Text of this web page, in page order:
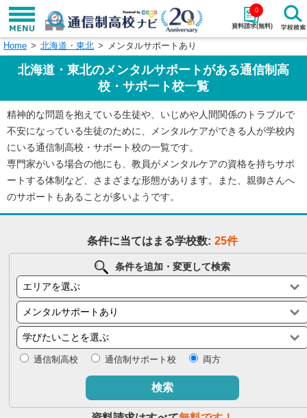
資料請求(無料)
0
学校名で探す
エリアから探す 特徴から探す
エリアを選択して探す
関東 北海道・東北
東海 北陸・甲信越
中国
四国
閉じる
Home 北海道・東北 メンタルサポートあり
北海道・東北のメンタルサポートがある通信制高
校・サポート校一覧
精神的な問題を抱えている生徒や、いじめや人間関係のトラブルで
不安になっている生徒のために、メンタルケアができる人が学校内
にいる通信制高校・サポート校の一覧です。
専門家がいる場合の他にも、教員がメンタルケアの資格を持ちサポ
ートする体制など、さまざまな形態があります。また、親御さんへ
のサポートもあることが多いようです。
条件に当てはまる学校数: 25件
条件を追加・変更して検索
通信制高校 通信制サポート校 両方
検索